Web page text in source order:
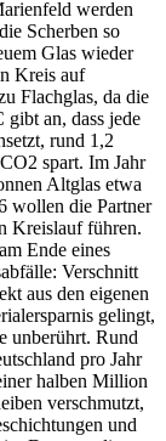
werden
Scherben so
Glas wieder
Kreis auf
Flachglas, da die
an, dass jede
rund 1,2
spart. Im Jahr
Altglas etwa
wollen die Partner
Kreislauf führen.
Ende eines
Verschnitt
aus den eigenen
gelingt,
unberührt. Rund
pro Jahr
halben Million
verschmutzt,
und